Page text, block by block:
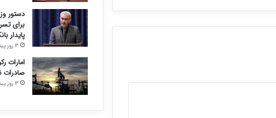
دستور
برای
پایدار
3 روز پیش
امارات
صادرات
3 روز پیش